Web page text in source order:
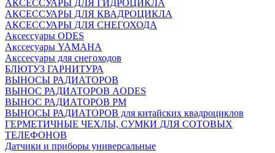
АКСЕССУАРЫ ДЛЯ ГИДРОЦИКЛА
АКСЕССУАРЫ ДЛЯ КВАДРОЦИКЛА
АКСЕССУАРЫ ДЛЯ СНЕГОХОДА
Аксессуары ODES
Акссесуары YAMAHA
Акссесуары для снегоходов
БЛЮТУЗ ГАРНИТУРА
ВЫНОСЫ РАДИАТОРОВ
ВЫНОС РАДИАТОРОВ AODES
ВЫНОС РАДИАТОРОВ РМ
ВЫНОСЫ РАДИАТОРОВ для китайских квадроциклов
ГЕРМЕТИЧНЫЕ ЧЕХЛЫ, СУМКИ ДЛЯ СОТОВЫХ
ТЕЛЕФОНОВ
Датчики и приборы универсальные